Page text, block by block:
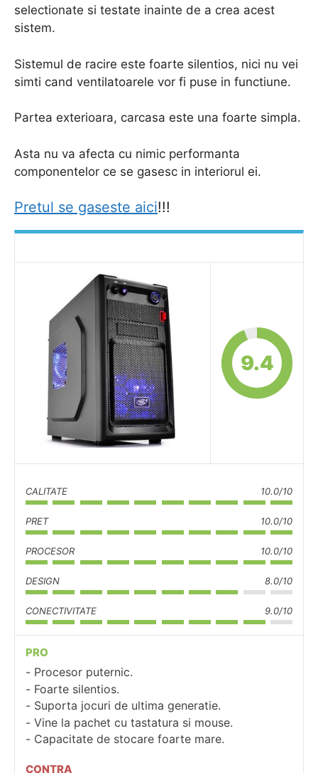
selectionate si testate inainte de a crea acest
sistem.
Sistemul de racire este foarte silentios, nici nu vei
simti cand ventilatoarele vor fi puse in functiune.
Partea exterioara, carcasa este una foarte simpla.
Asta nu va afecta cu nimic performanta
componentelor ce se gasesc in interiorul ei.
Pretul se gaseste aici!!!
9.4
CALITATE 10.0/10
PRET 10.0/10
PROCESOR 10.0/10
DESIGN 8.0/10
CONECTIVITATE 9.0/10
PRO
Procesor puternic.
Foarte silentios.
Suporta jocuri de ultima generatie.
Vine la pachet cu tastatura si mouse.
Capacitate de stocare foarte mare.
CONTRA